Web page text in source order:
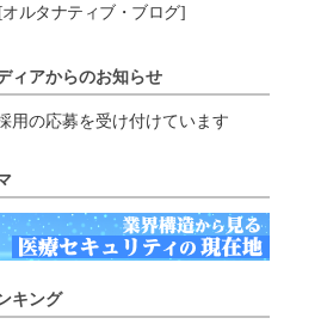
ルタナティブ・ブログ]
ィアからのお知らせ
用の応募を受け付けています
キング